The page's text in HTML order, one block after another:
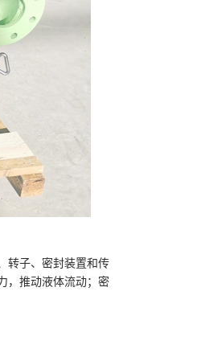
转子、密封装置和传
，推动液体流动；密